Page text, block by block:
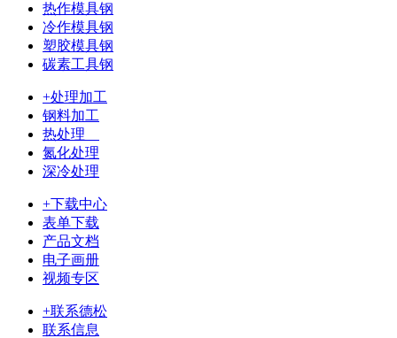
热作模具钢
冷作模具钢
塑胶模具钢
碳素工具钢
+处理加工
钢料加工
热处理
氮化处理
深冷处理
+下载中心
表单下载
产品文档
电子画册
视频专区
+联系德松
联系信息